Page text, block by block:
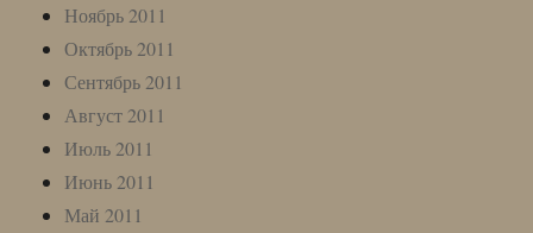
Ноябрь 2011
Октябрь 2011
Сентябрь 2011
Август 2011
Июль 2011
Июнь 2011
Май 2011